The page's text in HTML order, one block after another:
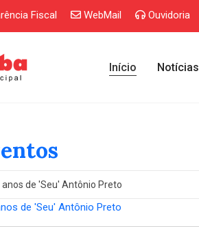
Fiscal WebMail Ouvidoria
Início Notícias
de 'Seu' Antônio Preto
de 'Seu' Antônio Preto